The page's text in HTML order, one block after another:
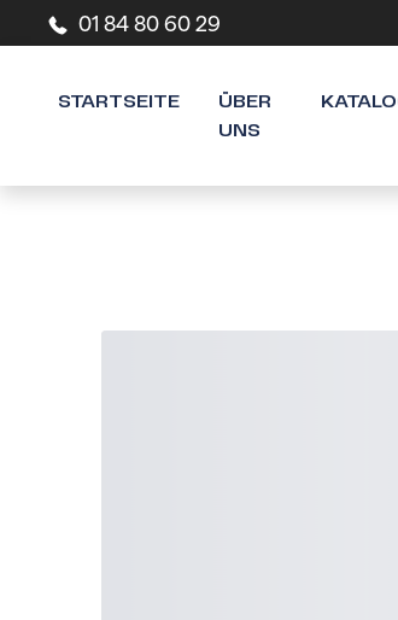
01 84 80 60 29
STARTSEITE
ÜBER
UNS